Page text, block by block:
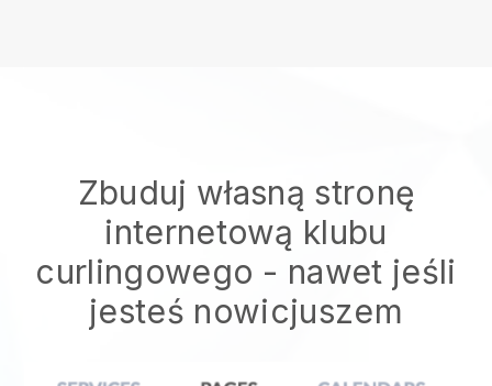
Zbuduj własną stronę
internetową klubu
curlingowego - nawet jeśli
jesteś nowicjuszem